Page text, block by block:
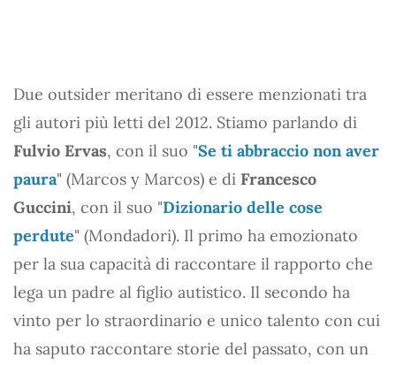
Due outsider meritano di essere menzionati tra
gli autori più letti del 2012. Stiamo parlando di
Fulvio Ervas, con il suo "Se ti abbraccio non aver
paura" (Marcos y Marcos) e di Francesco
Guccini, con il suo "Dizionario delle cose
perdute" (Mondadori). Il primo ha emozionato
per la sua capacità di raccontare il rapporto che
lega un padre al figlio autistico. Il secondo ha
vinto per lo straordinario e unico talento con cui
ha saputo raccontare storie del passato, con un